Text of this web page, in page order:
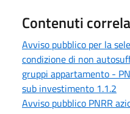
Contenuti
Avviso pubblico per la
condizione di non
gruppi appartamento -
sub investimento 1.1.2
Avviso pubblico PNRR